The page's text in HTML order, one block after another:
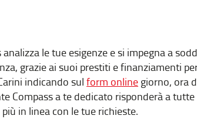
analizza le tue esigenze e si impegna a
grazie ai suoi prestiti e finanziamenti
indicando sul form online giorno, ora
Compass a te dedicato risponderà a
in linea con le tue richieste.